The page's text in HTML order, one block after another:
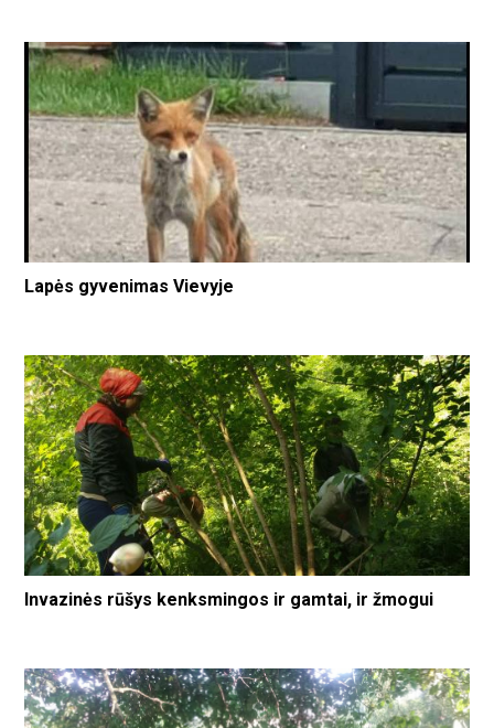
Lapės gyvenimas Vievyje
Invazinės rūšys kenksmingos ir gamtai, ir žmogui